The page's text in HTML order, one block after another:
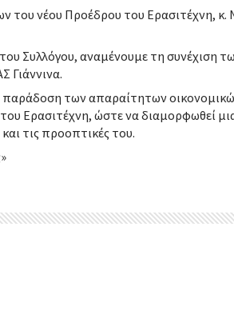
του νέου Προέδρου του Ερασιτέχνη,
Συλλόγου, αναμένουμε τη συνέχιση
Γιάννινα.
των απαραίτητων
Ερασιτέχνη, ώστε να διαμορφωθεί
τις προοπτικές του.